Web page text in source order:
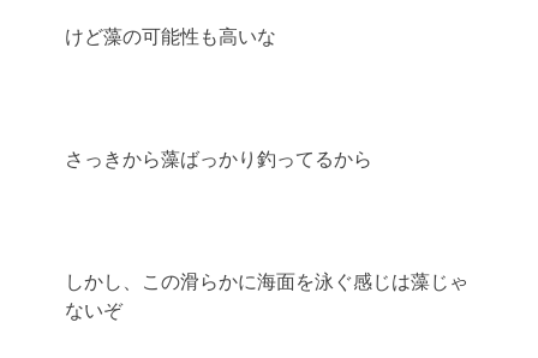
けど藻の可能性も高いな
さっきから藻ばっかり釣ってるから
しかし、この滑らかに海面を泳ぐ感じは藻じゃ
ないぞ